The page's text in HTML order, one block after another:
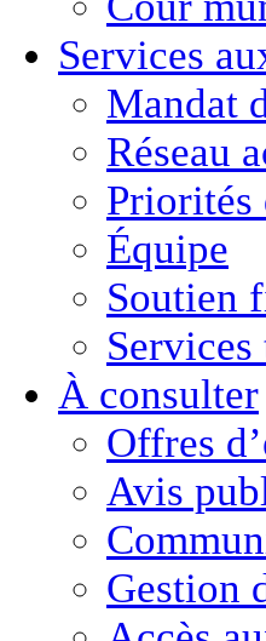
Services
Mandat
Réseau
Priorités
Équipe
Soutien
À consulter
Offres
Avis
Gestion